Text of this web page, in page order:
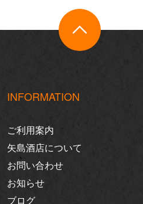
INFORMATION
ご利用案内
矢島酒店について
お問い合わせ
お知らせ
ブログ